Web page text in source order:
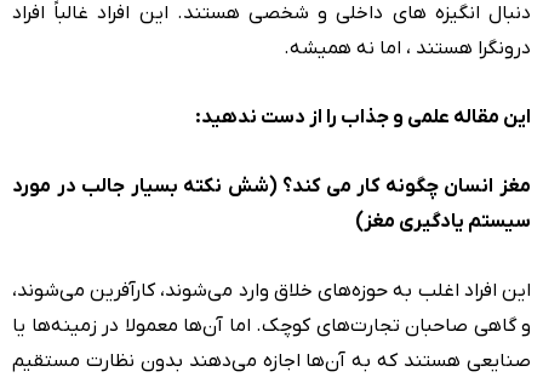
دنبال انگیزه های داخلی و شخصی هستند. این افراد غالباً افراد
درونگرا هستند ، اما نه همیشه.
این مقاله علمی و جذاب را از دست ندهید:
مغز انسان چگونه کار می کند؟ (شش نکته بسیار جالب در مورد
سیستم یادگیری مغز)
این افراد اغلب به حوزه‌های خلاق وارد می‌شوند، کارآفرین می‌شوند،
و گاهی صاحبان تجارت‌های کوچک. اما آن‌ها معمولا در زمینه‌ها یا
صنایعی هستند که به آن‌ها اجازه می‌دهند بدون نظارت مستقیم